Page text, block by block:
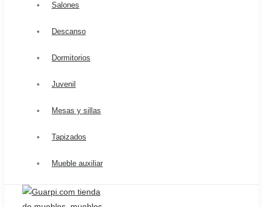
Salones
Descanso
Dormitorios
Juvenil
Mesas y sillas
Tapizados
Mueble auxiliar